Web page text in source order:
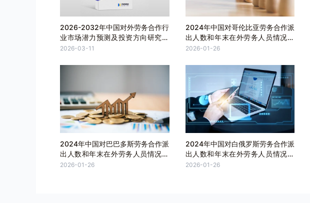
2026-2032年中国对外劳务合作行
业市场潜力预测及投资方向研究报
告
2026-03-11
2024年中国对哥伦比亚劳务合作派
出人数和年末在外劳务人员情况统
计
2026-01-26
2024年中国对巴巴多斯劳务合作派
出人数和年末在外劳务人员情况统
计
2026-01-26
2024年中国对白俄罗斯劳务合作派
出人数和年末在外劳务人员情况统
计
2026-01-26